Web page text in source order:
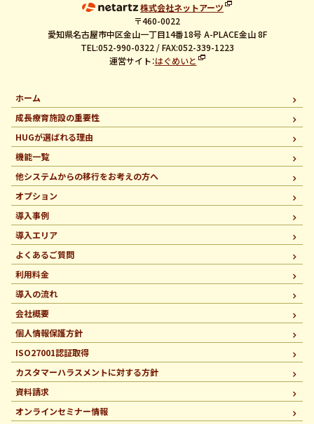
株式会社ネットアーツ
〒460-0022
愛知県名古屋市中区金山一丁目14番18号 A-PLACE金山 8F
TEL:052-990-0322 / FAX:052-339-1223
運営サイト：はぐめいと
ホーム
成長療育施設の重要性
HUGが選ばれる理由
機能一覧
他システムからの移行をお考えの方へ
オプション
導入事例
導入エリア
よくあるご質問
利用料金
導入の流れ
会社概要
個人情報保護方針
ISO27001認証取得
カスタマーハラスメントに対する方針
資料請求
オンラインセミナー情報